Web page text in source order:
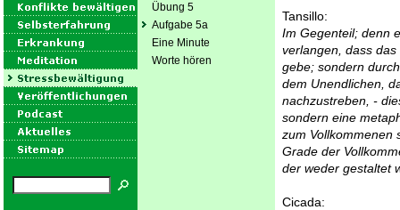
Übung 5
Aufgabe 5a
Eine Minute
Worte hören
Tansillo:
Im Gegenteil; denn
verlangen, dass
gebe; sondern
dem Unendlichen,
nachzustreben, -
sondern eine
zum Vollkommenen
Grade der
der weder gestaltet
Cicada: